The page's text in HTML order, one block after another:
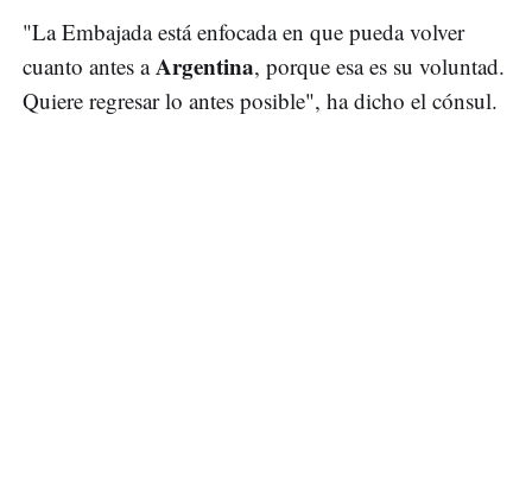
"La Embajada está enfocada en que pueda volver
cuanto antes aArgentina, porque esa es su voluntad.
Quiere regresar lo antes posible", ha dicho el cónsul.